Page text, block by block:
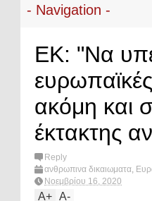
ΕΚ: "Να
ευρωπαϊκές
ακόμη και
έκτακτης
Reply
ανθρωπινα δικαιωματα,
κορωνοϊός ,πολιτική
Νοεμβρίου 16, 2020
A+ A-